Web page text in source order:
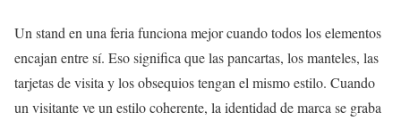
Un stand en una feria funciona mejor cuando todos los elementos
encajan entre sí. Eso significa que las pancartas, los manteles, las
tarjetas de visita y los obsequios tengan el mismo estilo. Cuando
un visitante ve un estilo coherente, la identidad de marca se graba